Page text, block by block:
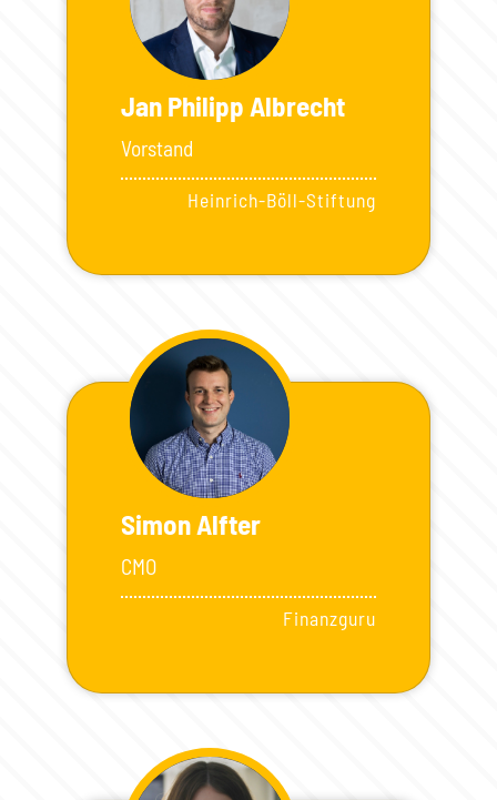
Jan Philipp Albrecht
Vorstand
Heinrich-Böll-Stiftung
Simon Alfter
CMO
Finanzguru